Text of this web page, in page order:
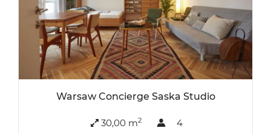
Warsaw Concierge Saska Studio
30,00 m2 4